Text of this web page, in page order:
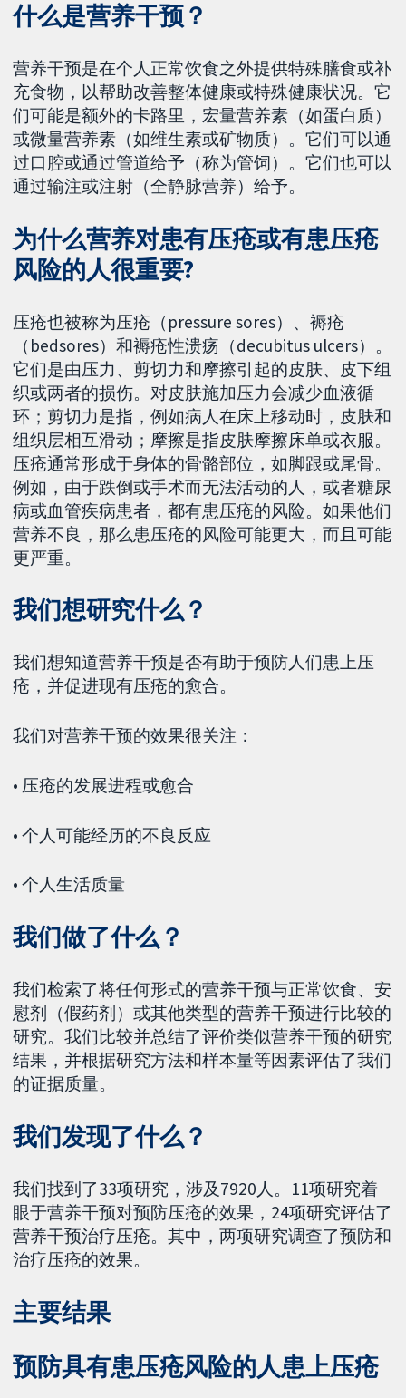
什么是营养干预？
营养干预是在个人正常饮食之外提供特殊膳食或补
充食物，以帮助改善整体健康或特殊健康状况。它
们可能是额外的卡路里，宏量营养素（如蛋白质）
或微量营养素（如维生素或矿物质）。它们可以通
过口腔或通过管道给予（称为管饲）。它们也可以
通过输注或注射（全静脉营养）给予。
为什么营养对患有压疮或有患压疮
风险的人很重要?
压疮也被称为压疮（pressure sores）、褥疮
（bedsores）和褥疮性溃疡（decubitus ulcers）。
它们是由压力、剪切力和摩擦引起的皮肤、皮下组
织或两者的损伤。对皮肤施加压力会减少血液循
环；剪切力是指，例如病人在床上移动时，皮肤和
组织层相互滑动；摩擦是指皮肤摩擦床单或衣服。
压疮通常形成于身体的骨骼部位，如脚跟或尾骨。
例如，由于跌倒或手术而无法活动的人，或者糖尿
病或血管疾病患者，都有患压疮的风险。如果他们
营养不良，那么患压疮的风险可能更大，而且可能
更严重。
我们想研究什么？
我们想知道营养干预是否有助于预防人们患上压
疮，并促进现有压疮的愈合。
我们对营养干预的效果很关注：
• 压疮的发展进程或愈合
• 个人可能经历的不良反应
• 个人生活质量
我们做了什么？
我们检索了将任何形式的营养干预与正常饮食、安
慰剂（假药剂）或其他类型的营养干预进行比较的
研究。我们比较并总结了评价类似营养干预的研究
结果，并根据研究方法和样本量等因素评估了我们
的证据质量。
我们发现了什么？
我们找到了33项研究，涉及7920人。11项研究着
眼于营养干预对预防压疮的效果，24项研究评估了
营养干预治疗压疮。其中，两项研究调查了预防和
治疗压疮的效果。
主要结果
预防具有患压疮风险的人患上压疮